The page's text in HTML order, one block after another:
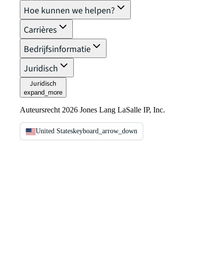
Hoe kunnen we helpen?
Carrières
Bedrijfsinformatie
Juridisch
Juridisch
expand_more
Auteursrecht 2026 Jones Lang LaSalle IP, Inc.
United Stateskeyboard_arrow_down